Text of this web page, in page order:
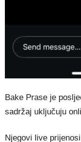
Bake Prase je
sadržaj uključuju
Njegovi live